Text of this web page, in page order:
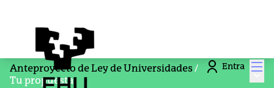
Entra
Anteproyecto de Ley de Universidades/
Tu propuesta